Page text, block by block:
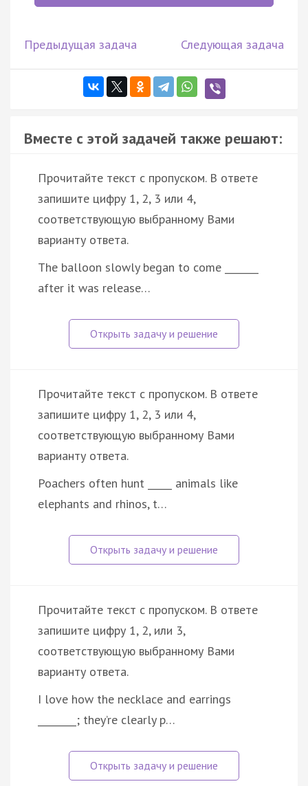
Предыдущая задача Следующая задача
Вместе с этой задачей также решают:
Прочитайте текст с пропуском. В ответе
запишите цифру 1, 2, 3 или 4,
соответствующую выбранному Вами
варианту ответа.
The balloon slowly began to come _______
after it was release…
Прочитайте текст с пропуском. В ответе
запишите цифру 1, 2, 3 или 4,
соответствующую выбранному Вами
варианту ответа.
Poachers often hunt _____ animals like
elephants and rhinos, t…
Прочитайте текст с пропуском. В ответе
запишите цифру 1, 2, или 3,
соответствующую выбранному Вами
варианту ответа.
I love how the necklace and earrings
________; they’re clearly p…